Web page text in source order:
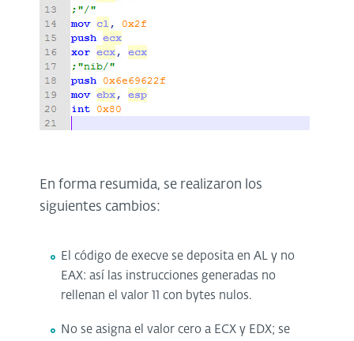
En forma resumida, se realizaron los
siguientes cambios:
El código de execve se deposita en AL y no
EAX: así las instrucciones generadas no
rellenan el valor 11 con bytes nulos.
No se asigna el valor cero a ECX y EDX; se